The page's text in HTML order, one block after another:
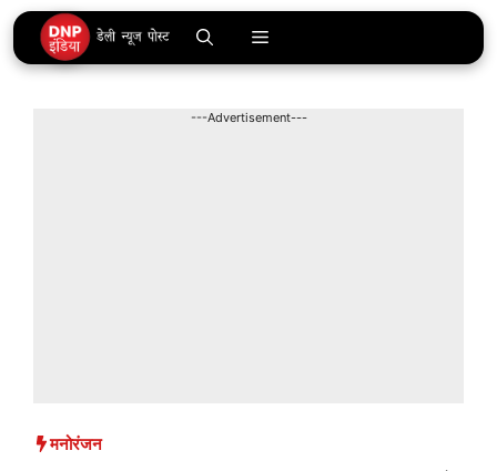
Skip
to
content
Menu
---Advertisement---
मनोरंजन